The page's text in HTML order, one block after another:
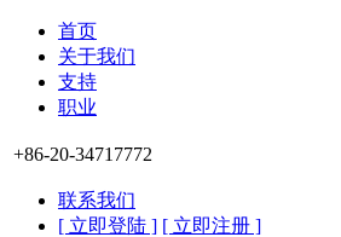
首页
关于我们
支持
职业
+86-20-34717772
联系我们
[ 立即登陆 ] [ 立即注册 ]